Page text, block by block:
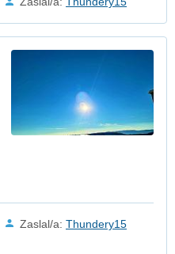
Zaslal/a: Thundery15